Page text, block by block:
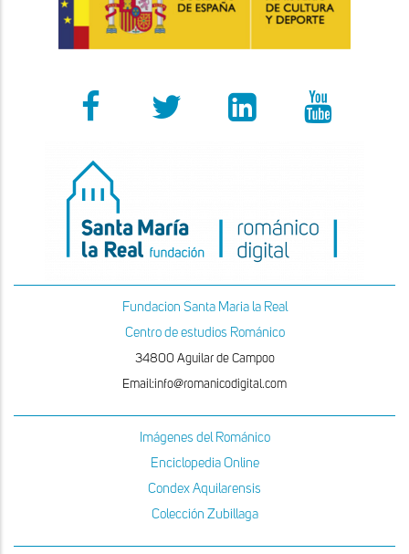
Fundacion Santa Maria la Real
Centro de estudios Románico
34800 Aguilar de Campoo
Email:info@romanicodigital.com
Imágenes del Románico
Enciclopedia Online
Condex Aquilarensis
Colección Zubillaga